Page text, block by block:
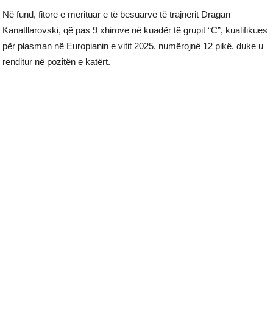
Në fund, fitore e merituar e të besuarve të trajnerit Dragan
Kanatllarovski, që pas 9 xhirove në kuadër të grupit “C”, kualifikues
për plasman në Europianin e vitit 2025, numërojnë 12 pikë, duke u
renditur në pozitën e katërt.